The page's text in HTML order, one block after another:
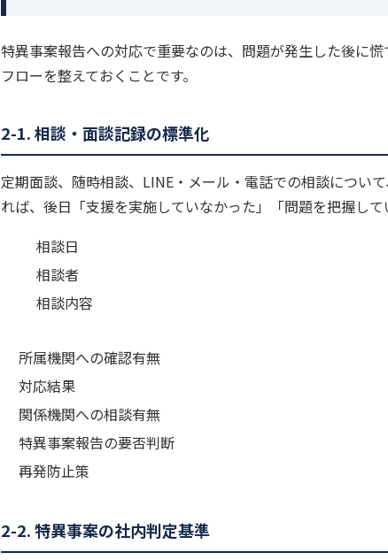
特異事案報告への対応で重要なのは、問題が発生した後に
フローを整えておくことです。
2-1. 相談・面談記録の標準化
定期面談、随時相談、LINE・メール・電話での相談につい
れば、後日「支援を実施していなかった」「問題を把握し
相談日
相談者
相談内容
所属機関への確認有無
対応結果
関係機関への相談有無
特異事案報告の要否判断
再発防止策
2-2. 特異事案の社内判定基準